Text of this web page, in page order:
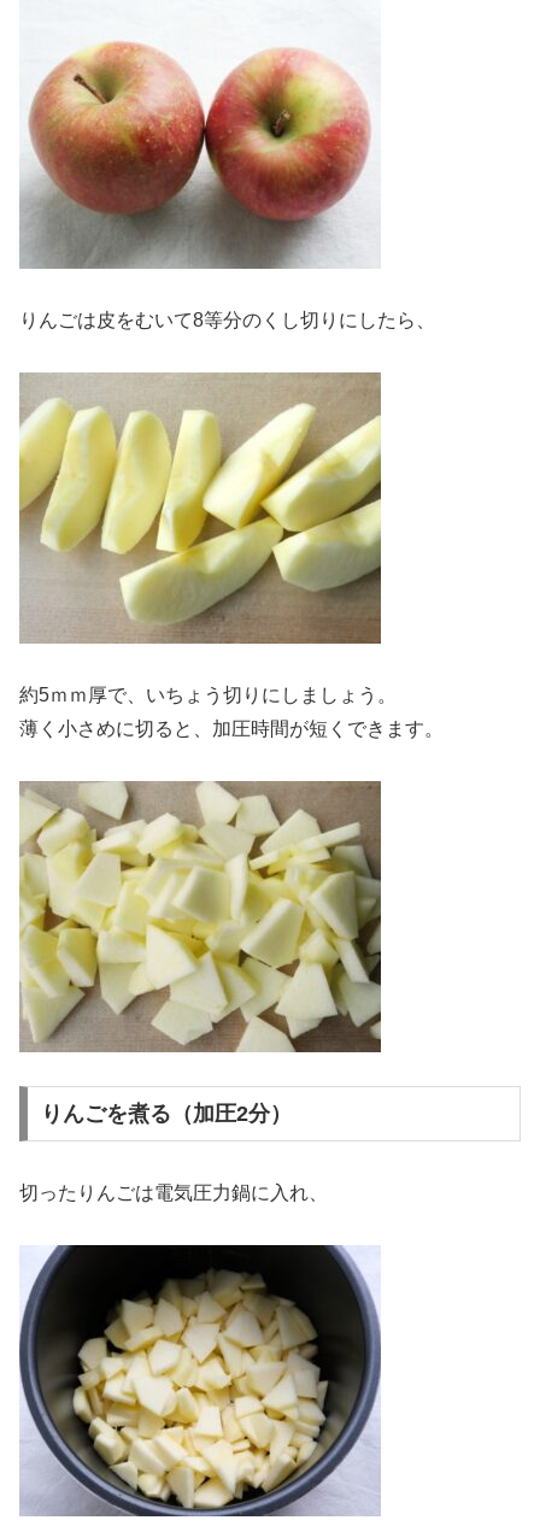
りんごは皮をむいて8等分のくし切りにしたら、
約5ｍｍ厚で、いちょう切りにしましょう。
薄く小さめに切ると、加圧時間が短くできます。
りんごを煮る（加圧2分）
切ったりんごは電気圧力鍋に入れ、